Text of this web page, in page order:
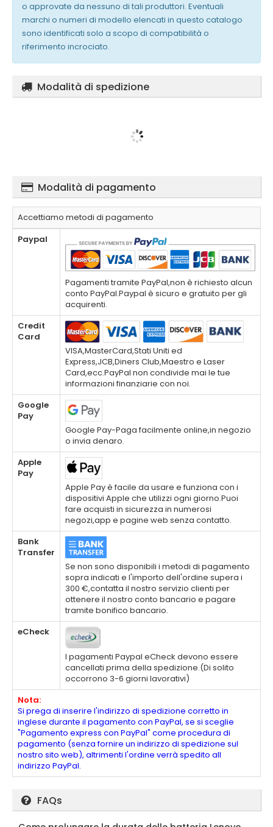
o approvate da nessuno di tali produttori. Eventuali
marchi o numeri di modello elencati in questo catalogo
sono identificati solo a scopo di compatibilità o
riferimento incrociato.
Modalità di spedizione
Modalità di pagamento
Accettiamo metodi di pagamento
Paypal
Pagamenti tramite PayPal,non è richiesto alcun
conto PayPal.Paypal è sicuro e gratuito per gli
acquirenti.
Credit
Card
VISA,MasterCard,Stati Uniti ed
Express,JCB,Diners Club,Maestro e Laser
Card,ecc.PayPal non condivide mai le tue
informazioni finanziarie con noi.
Google
Pay
Google Pay-Paga facilmente online,in negozio
o invia denaro.
Apple
Pay
Apple Pay è facile da usare e funziona con i
dispositivi Apple che utilizzi ogni giorno.Puoi
fare acquisti in sicurezza in numerosi
negozi,app e pagine web senza contatto.
Bank
Transfer
Se non sono disponibili i metodi di pagamento
sopra indicati e l'importo dell'ordine supera i
300 €,contatta il nostro servizio clienti per
ottenere il nostro conto bancario e pagare
tramite bonifico bancario.
eCheck
I pagamenti Paypal eCheck devono essere
cancellati prima della spedizione.(Di solito
occorrono 3-6 giorni lavorativi)
Nota:
Si prega di inserire l'indirizzo di spedizione corretto in
inglese durante il pagamento con PayPal, se si sceglie
"Pagamento express con PayPal" come procedura di
pagamento (senza fornire un indirizzo di spedizione sul
nostro sito web), altrimenti l'ordine verrà spedito all
indirizzo PayPal.
FAQs